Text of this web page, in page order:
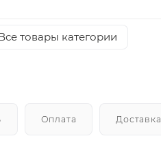
товары категории
Оплата Доставка